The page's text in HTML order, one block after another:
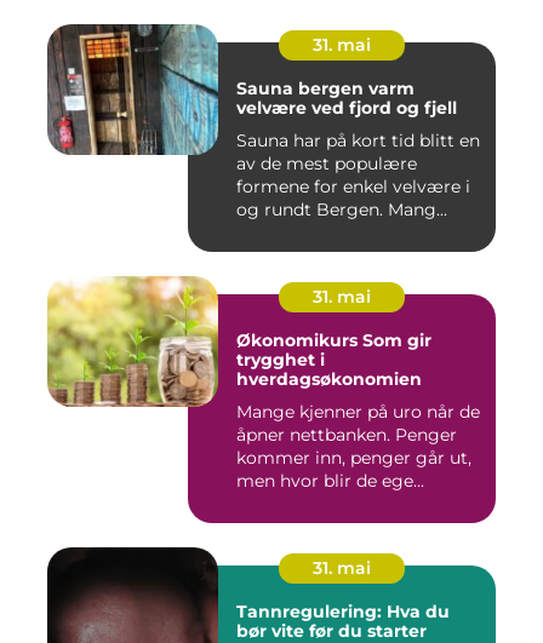
31. mai
Sauna bergen varm
velvære ved fjord og fjell
Sauna har på kort tid blitt en
av de mest populære
formene for enkel velvære i
og rundt Bergen. Mang...
31. mai
Økonomikurs Som gir
trygghet i
hverdagsøkonomien
Mange kjenner på uro når de
åpner nettbanken. Penger
kommer inn, penger går ut,
men hvor blir de ege...
31. mai
Tannregulering: Hva du
bør vite før du starter